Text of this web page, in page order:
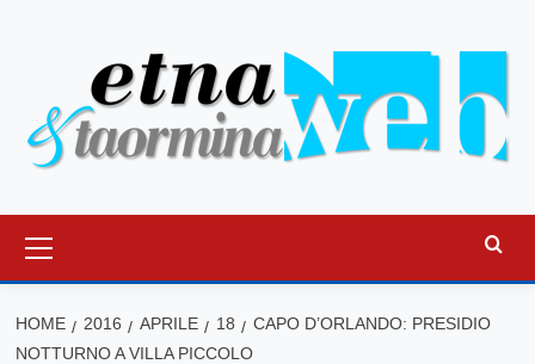
principale
HOME 2016 APRILE 18
CAPO D’ORLANDO: PRESIDIO
NOTTURNO A VILLA PICCOLO